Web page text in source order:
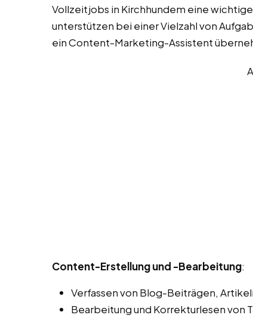
Vollzeitjobs in Kirchhundem eine
unterstützen bei einer Vielzahl von
ein Content-Marketing-Assistent
Content-Erstellung und -Bearbeitung:
Verfassen von Blog-Beiträgen,
Bearbeitung und Korrekturlesen von